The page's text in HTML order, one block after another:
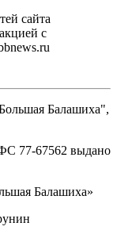
сайта
с
Балашиха",
‎77-67562 выдано
Балашиха»